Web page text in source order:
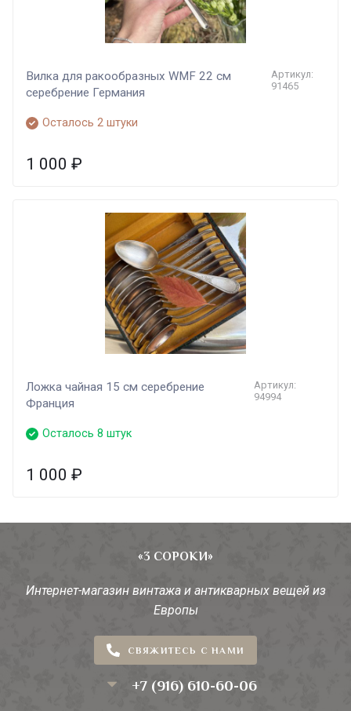
Вилка для ракообразных WMF 22 см
серебрение Германия
Артикул:
91465
Осталось 2 штуки
1 000 ₽
Ложка чайная 15 см серебрение
Франция
Артикул:
94994
Осталось 8 штук
1 000 ₽
«3 СОРОКИ»
Интернет-магазин винтажа и антикварных вещей из
Европы
СВЯЖИТЕСЬ С НАМИ
+7 (916) 610-60-06